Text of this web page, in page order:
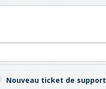
Nouveau ticket de support